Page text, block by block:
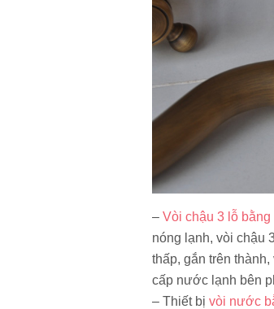
– Vòi chậu 3 lỗ bằng
nóng lạnh, vòi chậu
thấp, gắn trên
cấp nước lạnh bên
– Thiết bị vòi nước